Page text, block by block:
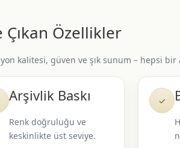
Çıkan Özellikler
kalitesi, güven ve şık sunum – hepsi bir
Arşivlik Baskı
Renk doğruluğu ve
keskinlikte üst seviye.
✓